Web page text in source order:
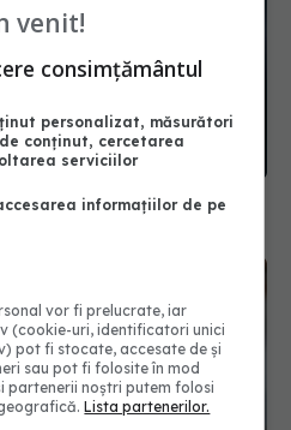
creierului. Efectele
de la infectare
venit!
consimțământul
personalizat, măsurători
conținut, cercetarea
serviciilor
informațiilor de pe
vor fi prelucrate, iar
(cookie-uri, identificatori unici
pot fi stocate, accesate de și
sau pot fi folosite în mod
partenerii noștri putem folosi
Lista partenerilor.